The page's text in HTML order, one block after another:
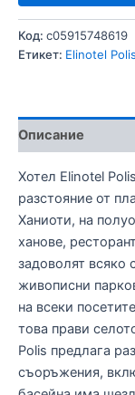
Код: c05915748619
Етикет: Elinotel
Описание
Хотел Elinotel
разстояние от
Ханиоти, на
ханове,
задоволят всяко
живописни
на всеки
това прави
Polis предлага
съоръжения,